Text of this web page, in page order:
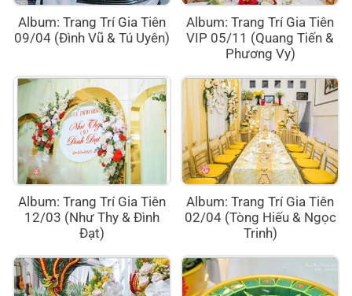
Album: Trang Trí Gia Tiên
09/04 (Đình Vũ & Tú Uyên)
Album: Trang Trí Gia Tiên
VIP 05/11 (Quang Tiến &
Phương Vy)
Album: Trang Trí Gia Tiên
12/03 (Như Thy & Đình
Đạt)
Album: Trang Trí Gia Tiên
02/04 (Tòng Hiếu & Ngọc
Trinh)